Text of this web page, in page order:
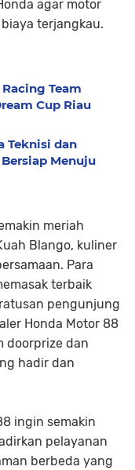
agar motor
terjangkau.
Team
Cup Riau
Teknisi dan
Menuju
meriah
Blango, kuliner
Para
terbaik
pengunjung
Honda Motor 88
doorprize dan
hadir dan
ingin semakin
pelayanan
berbeda yang